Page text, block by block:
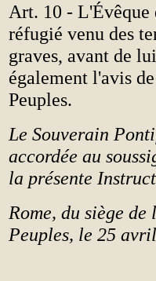
Art. 10 - L'Évêque
réfugié venu des
graves, avant de
également l'avis
Peuples.
Le Souverain
accordée au
la présente
Rome, du siège
Peuples, le 25